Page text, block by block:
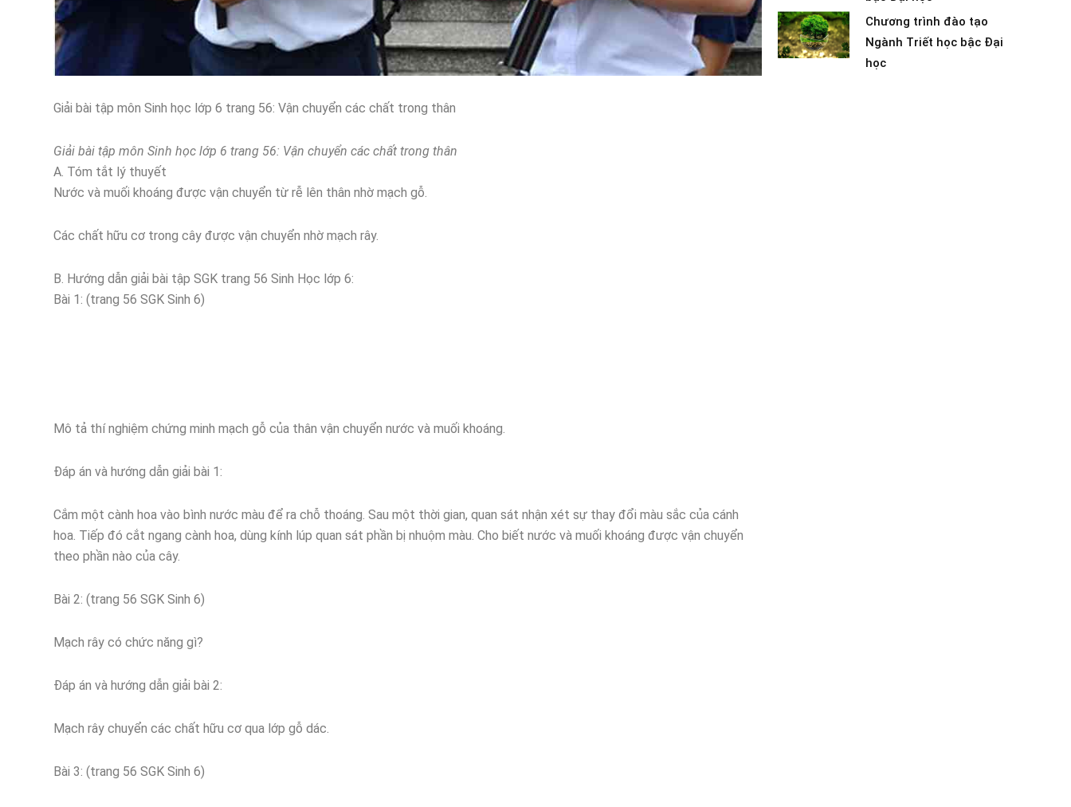
Giải bài tập môn Sinh học lớp 6 trang 56: Vận chuyển các chất trong thân
Giải bài tập môn Sinh học lớp 6 trang 56: Vận chuyển các chất trong thân
A. Tóm tắt lý thuyết
Nước và muối khoáng được vận chuyển từ rễ lên thân nhờ mạch gỗ.
Các chất hữu cơ trong cây được vận chuyển nhờ mạch rây.
B. Hướng dẫn giải bài tập SGK trang 56 Sinh Học lớp 6:
Bài 1: (trang 56 SGK Sinh 6)
Mô tả thí nghiệm chứng minh mạch gỗ của thân vận chuyển nước và muối khoáng.
Đáp án và hướng dẫn giải bài 1:
Cắm một cành hoa vào bình nước màu để ra chỗ thoáng. Sau một thời gian, quan sát nhận xét sự thay đổi màu sắc của cánh
hoa. Tiếp đó cắt ngang cành hoa, dùng kính lúp quan sát phần bị nhuộm màu. Cho biết nước và muối khoáng được vận chuyển
theo phần nào của cây.
Bài 2: (trang 56 SGK Sinh 6)
Mạch rây có chức năng gì?
Đáp án và hướng dẫn giải bài 2:
Mạch rây chuyển các chất hữu cơ qua lớp gỗ dác.
Bài 3: (trang 56 SGK Sinh 6)
Chương trình đào tạo
Ngành Triết học bậc Đại
học